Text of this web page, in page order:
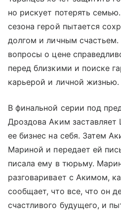
но рискует потерять
сезона герой пытается
долгом и личным
вопросы о цене
перед близкими и поиске
карьерой и личной жизнью.
В финальной серии под
Дроздова Аким заставляет
ее бизнес на себя. Затем
Мариной и передает ей
писала ему в тюрьму.
разговаривает с Акимом,
сообщает, что все, что он
счастливого будущего, и